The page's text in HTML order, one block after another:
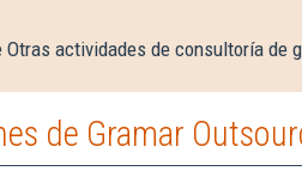
Otras actividades de consultoría de
de Gramar